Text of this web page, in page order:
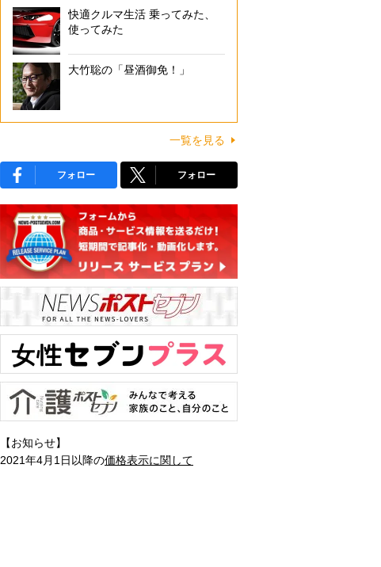
快適クルマ生活 乗ってみた、
使ってみた
大竹聡の「昼酒御免！」
一覧を見る
フォロー フォロー
【お知らせ】
2021年4月1日以降の価格表示に関して